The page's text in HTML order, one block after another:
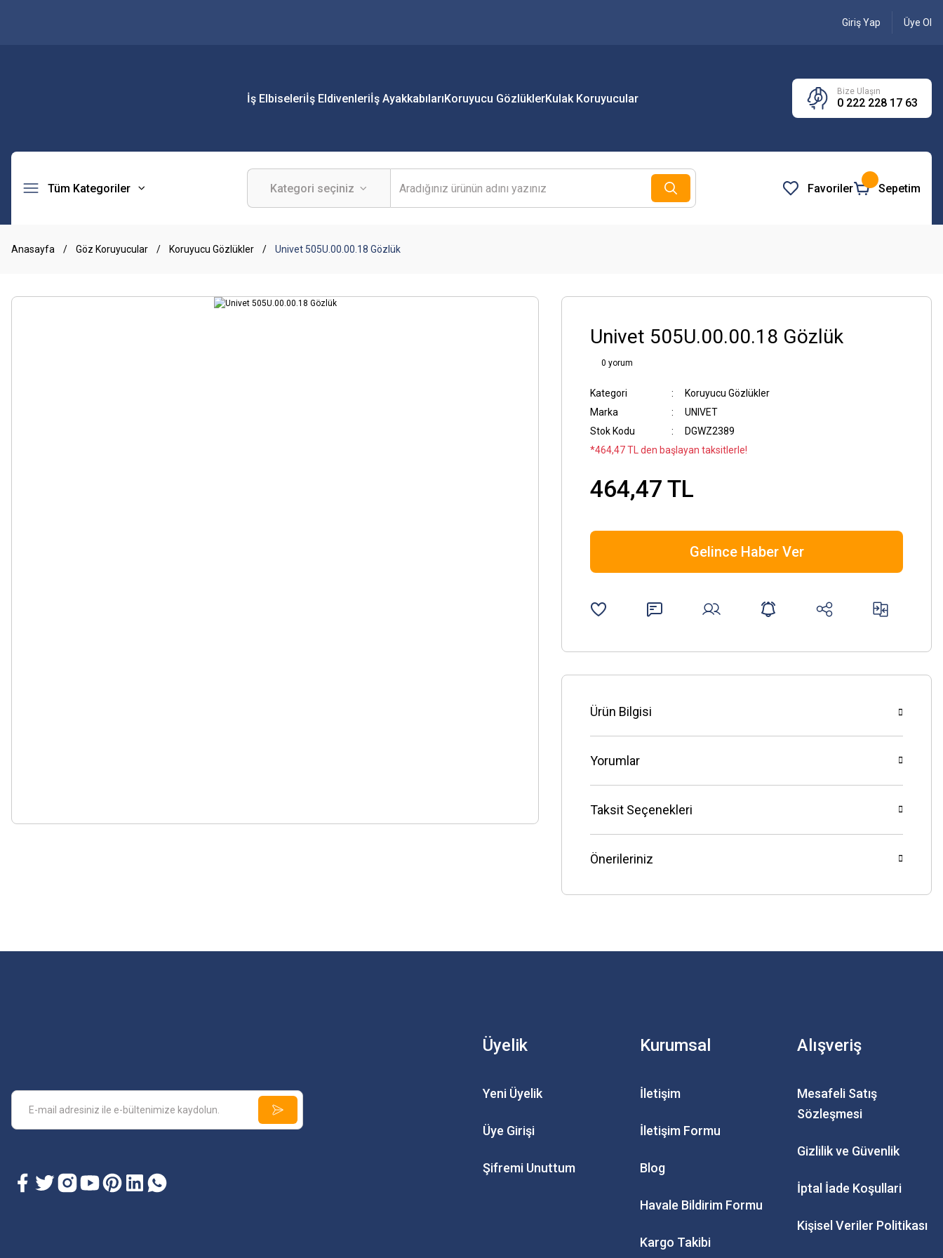
Giriş Yap Üye Ol
İş Elbiseleriİş Eldivenleriİş AyakkabılarıKoruyucu GözlüklerKulak Koruyucular
Bize Ulaşın
0 222 228 17 63
Tüm Kategoriler Favoriler Sepetim
Anasayfa Göz Koruyucular Koruyucu Gözlükler Univet 505U.00.00.18 Gözlük
Univet 505U.00.00.18 Gözlük
0 yorum
Kategori
Koruyucu Gözlükler
Marka
UNIVET
Stok Kodu
DGWZ2389
*464,47 TL den başlayan taksitlerle!
464,47 TL
Gelince Haber Ver
Ürün Bilgisi
Yorumlar
Taksit Seçenekleri
Önerileriniz
Üyelik
Yeni Üyelik
Üye Girişi
Şifremi Unuttum
Kurumsal
İletişim
İletişim Formu
Blog
Havale Bildirim Formu
Kargo Takibi
Alışveriş
Mesafeli Satış
Sözleşmesi
Gizlilik ve Güvenlik
İptal İade Koşullari
Kişisel Veriler Politikası